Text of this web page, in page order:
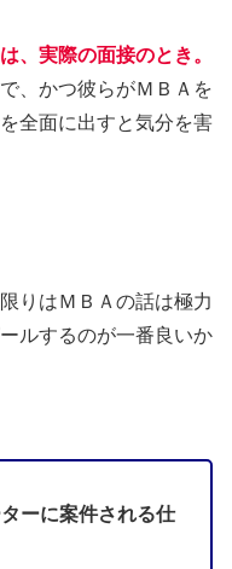
、実際の面接のとき。
、かつ彼らがＭＢＡを
全面に出すと気分を害
りはＭＢＡの話は極力
ルするのが一番良いか
ーに案件される仕